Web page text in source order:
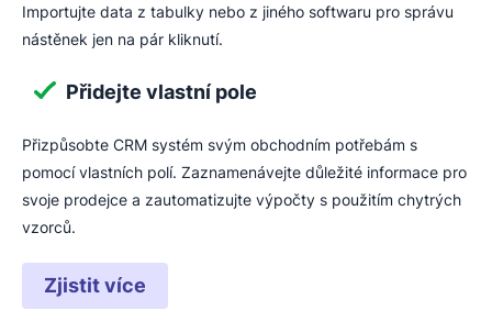
Importujte data z tabulky nebo z jiného softwaru pro správu
nástěnek jen na pár kliknutí.
Přidejte vlastní pole
Přizpůsobte CRM systém svým obchodním potřebám s
pomocí vlastních polí. Zaznamenávejte důležité informace pro
svoje prodejce a zautomatizujte výpočty s použitím chytrých
vzorců.
Zjistit více